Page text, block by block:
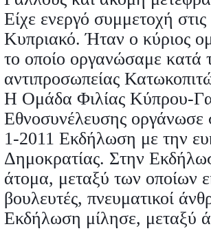
Είχε ενεργό συμμετοχή στις
Κυπριακό. Ήταν ο κύριος
το οποίο οργανώσαμε κατά
αντιπροσωπείας
Η Ομάδα Φιλίας Κύπρου-
Εθνοσυνέλευσης οργάνωσε
1-2011 Εκδήλωση με την
Δημοκρατίας. Στην
άτομα, μεταξύ των οποίων
βουλευτές, πνευματικοί
Εκδήλωση μίλησε, μεταξύ